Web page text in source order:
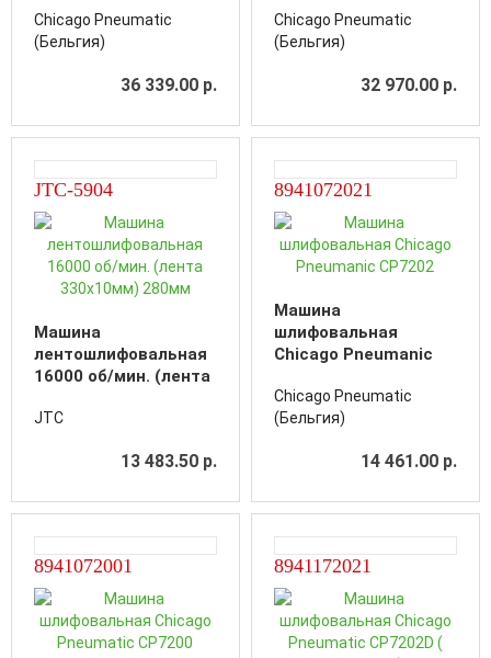
Chicago Pneumatic
(Бельгия)
36 339.00 р.
Chicago Pneumatic
(Бельгия)
32 970.00 р.
JTC-5904
Машина
лентошлифовальная
16000 об/мин. (лента
JTC
13 483.50 р.
8941072021
Машина
шлифовальная
Chicago Pneumanic
Chicago Pneumatic
(Бельгия)
14 461.00 р.
8941072001 8941172021